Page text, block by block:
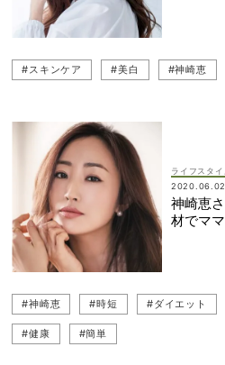
#スキンケア #美白 #神崎恵
ライフスタイ
2020.06.02
神崎恵
材でマ
#神崎恵 #時短 #ダイエット
#健康 #簡単